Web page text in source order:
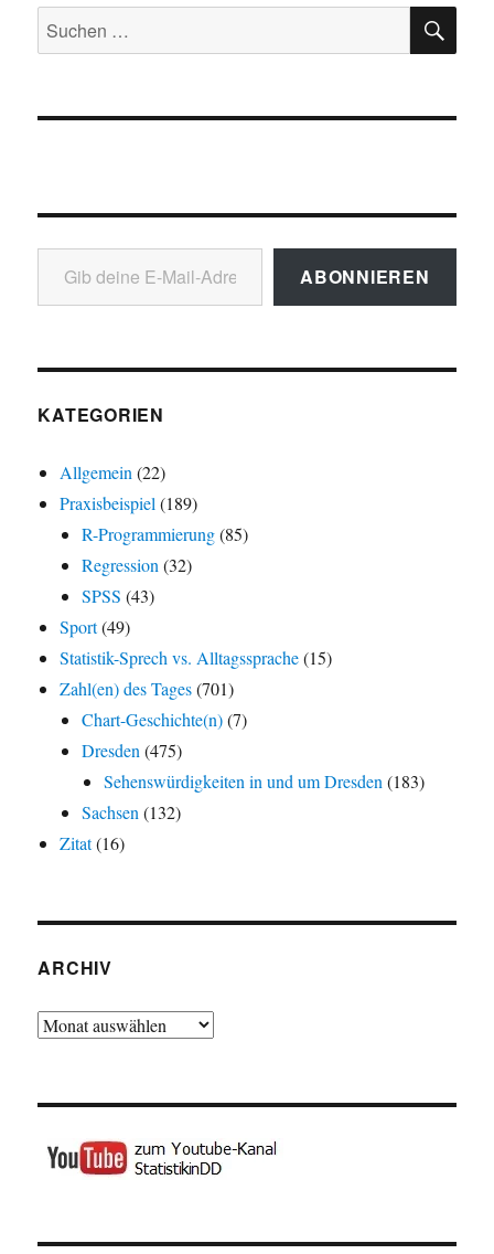
Suchen
nach:
Gib deine E-Mail-Adresse ein ...
ABONNIEREN
KATEGORIEN
Allgemein (22)
Praxisbeispiel (189)
R-Programmierung(85)
Regression (32)
SPSS (43)
Sport(49)
Statistik-Sprech vs. Alltagssprache(15)
Zahl(en) des Tages(701)
Chart-Geschichte(n)(7)
Dresden (475)
Sehenswürdigkeiten in und um Dresden (183)
Sachsen (132)
Zitat(16)
ARCHIV
Archiv